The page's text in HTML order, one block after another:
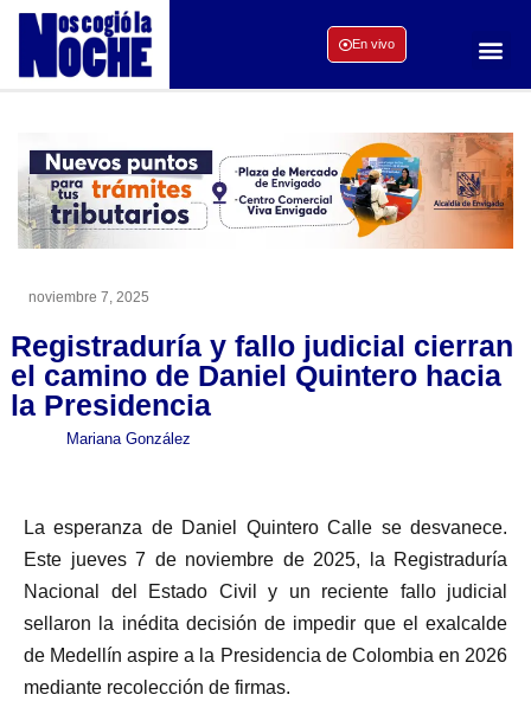
En vivo
noviembre 7, 2025
Registraduría y fallo judicial cierran
el camino de Daniel Quintero hacia
la Presidencia
Mariana González
La esperanza de Daniel Quintero Calle se desvanece.
Este jueves 7 de noviembre de 2025, la Registraduría
Nacional del Estado Civil y un reciente fallo judicial
sellaron la inédita decisión de impedir que el exalcalde
de Medellín aspire a la Presidencia de Colombia en 2026
mediante recolección de firmas.